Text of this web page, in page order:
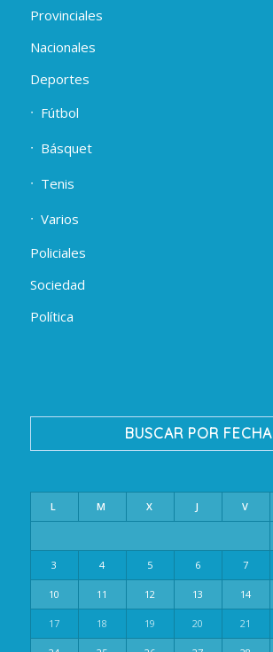
Provinciales
Nacionales
Deportes
Fútbol
Básquet
Tenis
Varios
Policiales
Sociedad
Política
BUSCAR POR FECHA
L M X J V
3 4 5 6 7
10 11 12 13 14
17 18 19 20 21